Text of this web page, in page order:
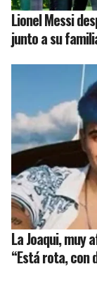
Lionel Messi
junto a su
La Joaqui, muy
“Está rota, con